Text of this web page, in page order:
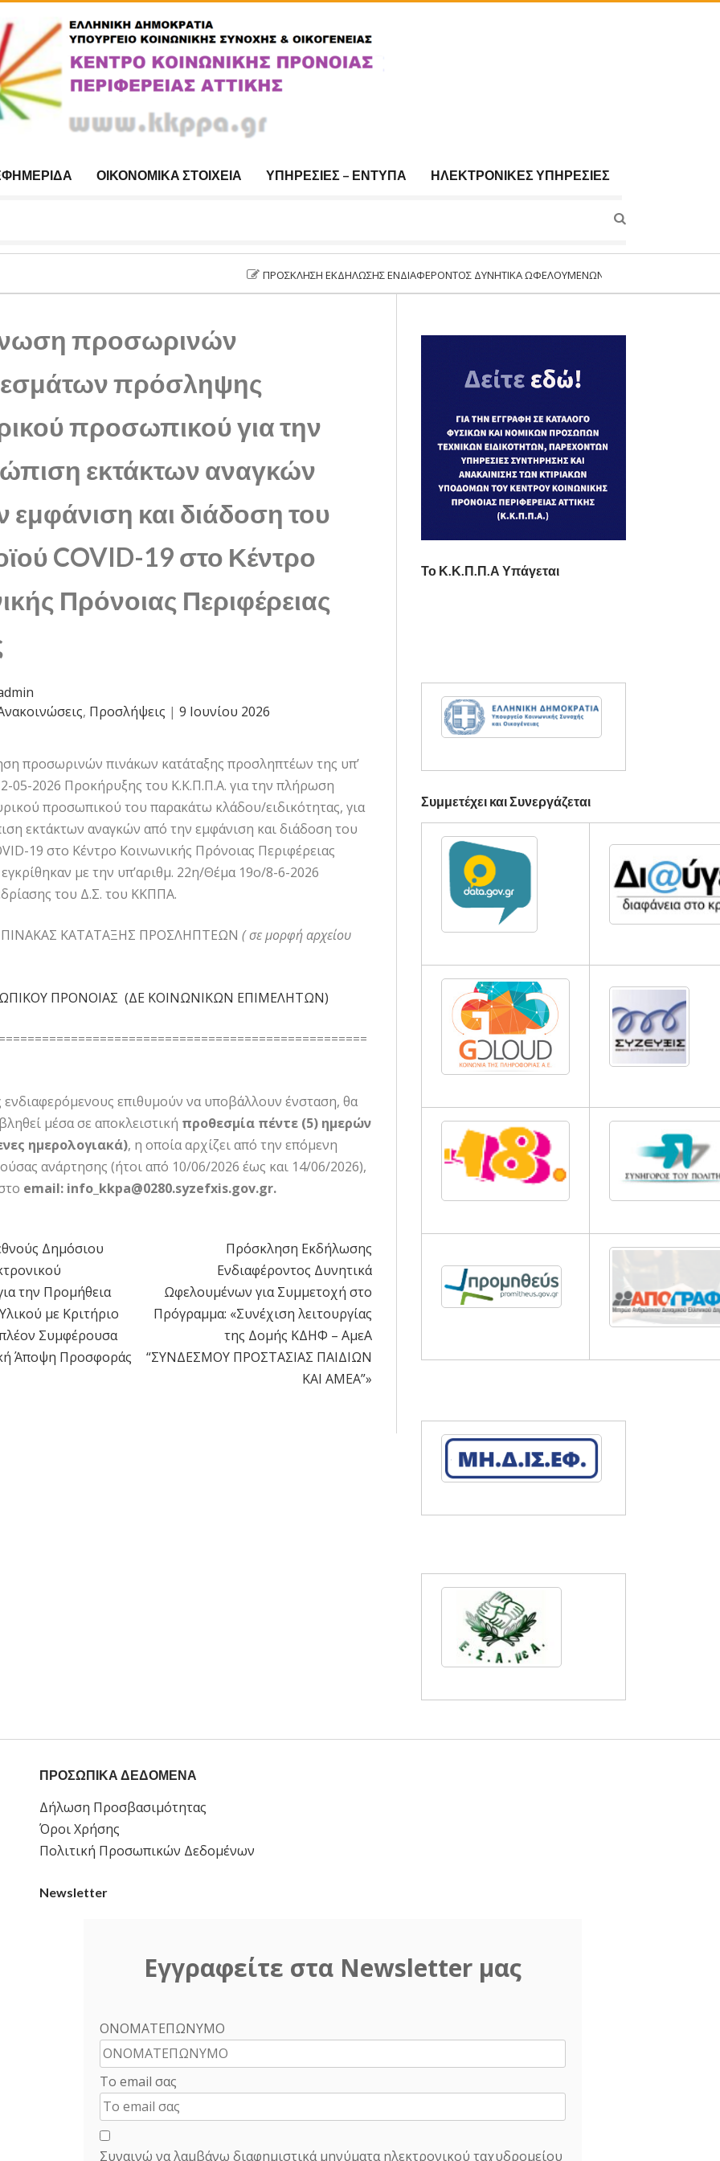
ΟΙΚΟΝΟΜΙΚΆ ΣΤΟΙΧΕΊΑ ΥΠΗΡΕΣΊΕΣ – ΈΝΤΥΠΑ ΗΛΕΚΤΡΟΝΙΚΈΣ ΥΠΗΡΕΣΊΕΣ
ΠΡΌΣΚΛΗΣΗ ΕΚΔΉΛΩΣΗΣ ΕΝΔΙΑΦΈΡΟΝΤΟΣ ΔΥΝΗΤΙΚΆ ΩΦΕΛΟΥΜΈΝΩΝ ΓΙΑ ΣΥΜΜΕΤΟΧΉ ΣΤΟ
προσωρινών
πρόσληψης
προσωπικού για την
εκτάκτων αναγκών
εμφάνιση και διάδοση του
COVID-19 στο Κέντρο
Πρόνοιας Περιφέρειας
, Προσλήψεις | 9 Ιουνίου 2026
προσωρινών πινάκων κατάταξης προσληπτέων της υπ’
05-2026 Προκήρυξης του Κ.Κ.Π.Π.Α. για την πλήρωση
προσωπικού του παρακάτω κλάδου/ειδικότητας, για
εκτάκτων αναγκών από την εμφάνιση και διάδοση του
19 στο Κέντρο Κοινωνικής Πρόνοιας Περιφέρειας
με την υπ’αριθμ. 22η/Θέμα 19ο/8-6-2026
του Δ.Σ. του ΚΚΠΠΑ.
ΚΑΤΑΤΑΞΗΣ ΠΡΟΣΛΗΠΤΕΩΝ ( σε μορφή αρχείου
ΠΡΟΝΟΙΑΣ (ΔΕ ΚΟΙΝΩΝΙΚΩΝ ΕΠΙΜΕΛΗΤΩΝ)
επιθυμούν να υποβάλλουν ένσταση, θα
μέσα σε αποκλειστική προθεσμία πέντε (5) ημερών
ημερολογιακά), η οποία αρχίζει από την επόμενη
ανάρτησης (ήτοι από 10/06/2026 έως και 14/06/2026),
email: info_ kkpa@0280.syzefxis.gov.gr.
Δημόσιου
την Προμήθεια
με Κριτήριο
Συμφέρουσα
Άποψη Προσφοράς
Πρόσκληση Εκδήλωσης
Ενδιαφέροντος Δυνητικά
Ωφελουμένων για Συμμετοχή στο
Πρόγραμμα: «Συνέχιση λειτουργίας
της Δομής ΚΔΗΦ – ΑμεΑ
“ΣΥΝΔΕΣΜΟY ΠΡΟΣΤΑΣΙΑΣ ΠΑΙΔΙΩΝ
ΚΑΙ ΑΜΕΑ”»
Το Κ.Κ.Π.Π.Α Υπάγεται
Συμμετέχει και Συνεργάζεται
ΠΡΟΣΩΠΙΚΑ ΔΕΔΟΜΕΝΑ
Δήλωση Προσβασιμότητας
Όροι Χρήσης
Πολιτική Προσωπικών Δεδομένων
Newsletter
Εγγραφείτε στα Newsletter μας
ΟΝΟΜΑΤΕΠΩΝΥΜΟ
Το email σας
Συναινώ να λαμβάνω διαφημιστικά μηνύματα ηλεκτρονικού ταχυδρομείου